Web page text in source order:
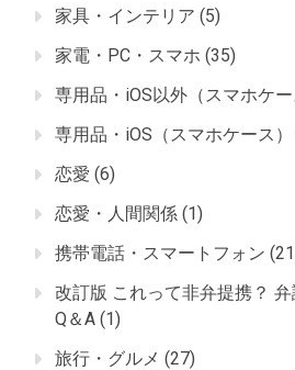
家具・インテリア (5)
家電・PC・スマホ (35)
専用品・iOS以外（スマホケー
専用品・iOS（スマホケース）
恋愛 (6)
恋愛・人間関係 (1)
携帯電話・スマートフォン
改訂版 これって非弁提携？
Q＆A (1)
旅行・グルメ (27)